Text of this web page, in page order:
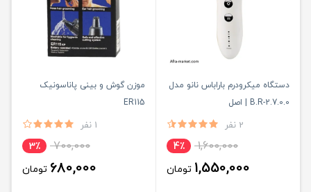
دستگاه میکرودرم باراباس نانو مدل
B.R-2.7.0.0 | اصل
2 نفر
1,600,000 4٪
1,550,000 تومان
موزن گوش و بینی پاناسونیک
ER115
1 نفر
700,000 3٪
680,000 تومان